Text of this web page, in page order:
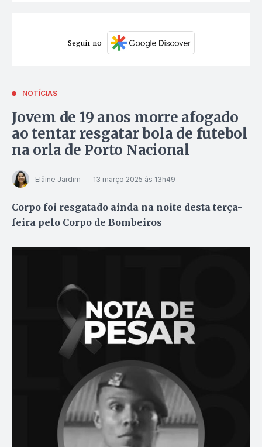
Seguir no
NOTÍCIAS
Jovem de 19 anos morre afogado
ao tentar resgatar bola de futebol
na orla de Porto Nacional
Elâine Jardim 13 março 2025 às 13h49
Corpo foi resgatado ainda na noite desta terça-
feira pelo Corpo de Bombeiros